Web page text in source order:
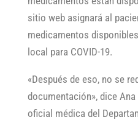
sitio web asignará al
medicamentos
local para COVID-19.
«Después de eso, no se
documentación», dice
oficial médica del